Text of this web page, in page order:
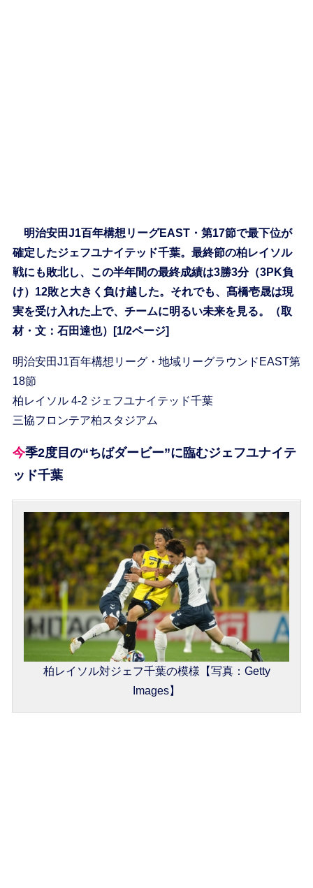
明治安田J1百年構想リーグEAST・第17節で最下位が
確定したジェフユナイテッド千葉。最終節の柏レイソル
戦にも敗北し、この半年間の最終成績は3勝3分（3PK負
け）12敗と大きく負け越した。それでも、髙橋壱晟は現
実を受け入れた上で、チームに明るい未来を見る。（取
材・文：石田達也）[1/2ページ]
明治安田J1百年構想リーグ・地域リーグラウンドEAST第
18節
柏レイソル 4-2 ジェフユナイテッド千葉
三協フロンテア柏スタジアム
今季2度目の“ちばダービー”に臨むジェフユナイテ
ッド千葉
柏レイソル対ジェフ千葉の模様【写真：Getty
Images】